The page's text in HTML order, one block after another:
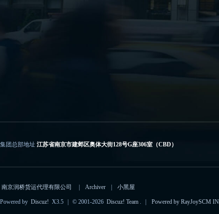
集团总部地址 江苏省南京市建邺区奥体大街128号G座306室（CBD）
电子邮箱 importcs@rayjoyscm.com（进口）、exportcs@rayjoyscm.com（出口）
南京润桥货运代理有限公司 Archiver 小黑屋
Powered by Discuz! X3.5 © 2001-2026 Discuz! Team . Powered by RayJoySCM